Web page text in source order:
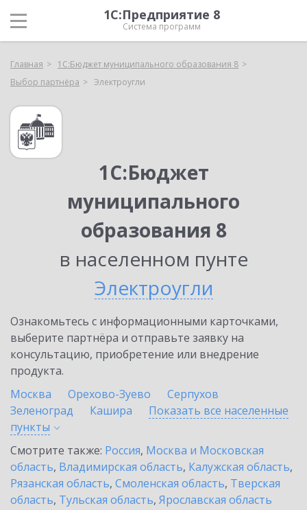
1С:Предприятие 8
Система программ
Главная
1С:Бюджет муниципального образования 8
Выбор партнёра
Электроугли
1С:Бюджет
муниципального
образования 8
в населенном пунте
Электроугли
Ознакомьтесь с информационными карточками,
выберите партнёра и отправьте заявку на
консультацию, приобретение или внедрение
продукта.
Москва
Орехово-Зуево
Серпухов
Зеленоград
Кашира
Показать все населенные
пункты
Смотрите также: Россия, Москва и Московская
область, Владимирская область, Калужская область,
Рязанская область, Смоленская область, Тверская
область, Тульская область, Ярославская область